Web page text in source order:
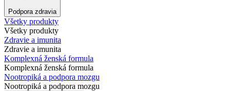
Podpora zdravia
Všetky produkty
Všetky produkty
Zdravie a imunita
Zdravie a imunita
Komplexná ženská formula
Komplexná ženská formula
Nootropiká a podpora mozgu
Nootropiká a podpora mozgu